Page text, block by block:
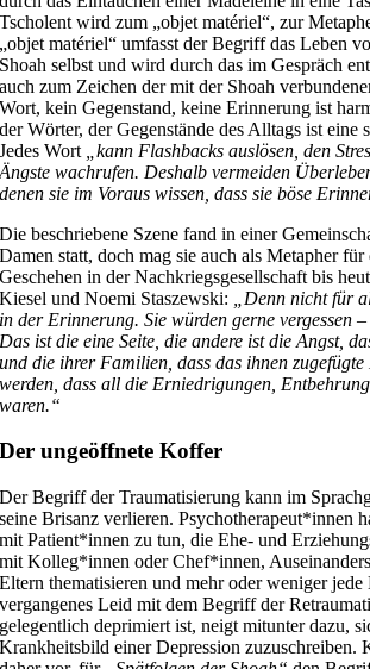
Tscholent wird zum „objet matériel“, zur
„objet matériel“ umfasst der Begriff das Leben
Shoah selbst und wird durch das im Gespräch
auch zum Zeichen der mit der Shoah
Wort, kein Gegenstand, keine Erinnerung ist
der Wörter, der Gegenstände des Alltags ist eine
Jedes Wort
„kann Flashbacks auslösen, den
Ängste wachrufen. Deshalb vermeiden
denen sie im Voraus wissen, dass sie böse
Die beschriebene Szene fand in einer
Damen statt, doch mag sie auch als Metapher für
Geschehen in der Nachkriegsgesellschaft bis
Kiesel und Noemi Staszewski:
„Denn nicht für
in der Erinnerung. Sie würden gerne vergessen
Das ist die eine Seite, die andere ist die Angst,
und die ihrer Familien, dass das ihnen zugefügte
werden, dass all die Erniedrigungen,
waren.“
Der ungeöffnete Koffer
Der Begriff der Traumatisierung kann im
seine Brisanz verlieren. Psychotherapeut*innen
mit Patient*innen zu tun, die Ehe- und
mit Kolleg*innen oder Chef*innen,
Eltern thematisieren und mehr oder weniger jede
vergangenes Leid mit dem Begriff der
gelegentlich deprimiert ist, neigt mitunter dazu,
Krankheitsbild einer Depression zuzuschreiben.